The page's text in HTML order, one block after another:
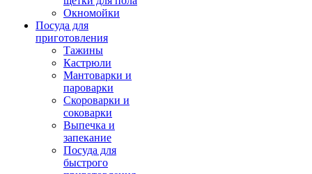
Окномойки
Посуда для
приготовления
Тажины
Кастрюли
Мантоварки и
пароварки
Скороварки и
соковарки
Выпечка и
запекание
Посуда для
быстрого